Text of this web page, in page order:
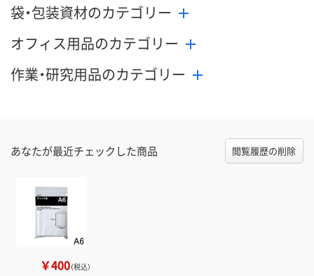
袋・包装資材のカテゴリー
オフィス用品のカテゴリー
作業・研究用品のカテゴリー
あなたが最近チェックした商品 閲覧履歴の削除
￥400（税込）